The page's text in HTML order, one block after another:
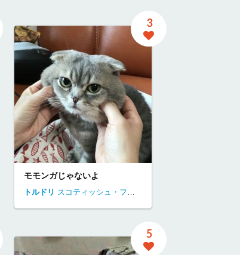
神奈川県 逗子市
3
モモンガじゃないよ
トルドリ スコティッシュ・フォールド
5